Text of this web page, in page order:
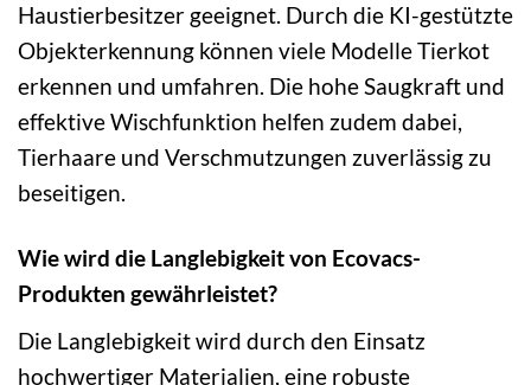
Haustierbesitzer geeignet. Durch die KI-gestützte
Objekterkennung können viele Modelle Tierkot
erkennen und umfahren. Die hohe Saugkraft und
effektive Wischfunktion helfen zudem dabei,
Tierhaare und Verschmutzungen zuverlässig zu
beseitigen.
Wie wird die Langlebigkeit von Ecovacs-
Produkten gewährleistet?
Die Langlebigkeit wird durch den Einsatz
hochwertiger Materialien, eine robuste